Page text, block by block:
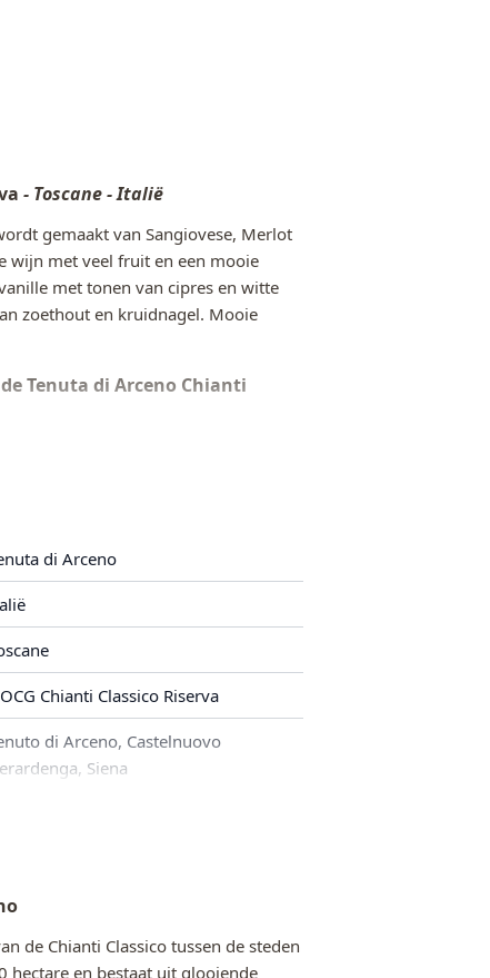
- Toscane - Italië
gemaakt van Sangiovese, Merlot
wijn met veel fruit en een mooie
met tonen van cipres en witte
zoethout en kruidnagel. Mooie
Tenuta di Arceno Chianti
stoofgerechten, lamskoteletten
di Arceno
Chianti Classico Riserva
di Arceno, Castelnuovo
Siena
Sulfieten
de Chianti Classico tussen de steden
hectare en bestaat uit glooiende